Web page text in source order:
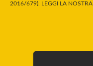
2016/679). LEGGI LA NOSTRA